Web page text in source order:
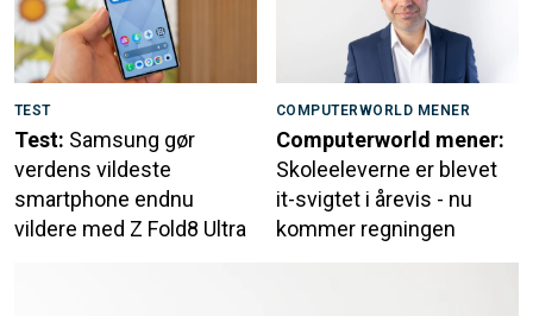
TEST
Test: Samsung gør
verdens vildeste
smartphone endnu
vildere med Z Fold8 Ultra
COMPUTERWORLD MENER
Computerworld mener:
Skoleeleverne er blevet
it-svigtet i årevis - nu
kommer regningen